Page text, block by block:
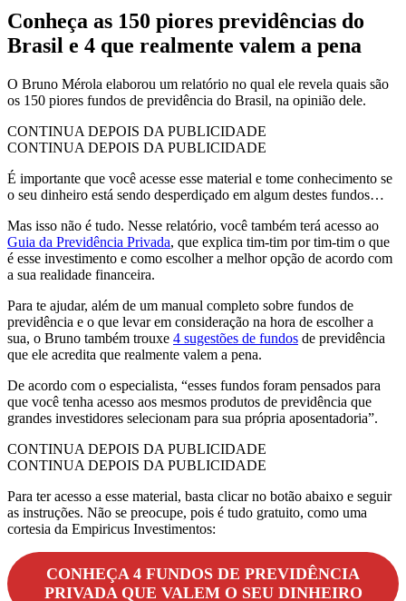
Conheça as 150 piores previdências do
Brasil e 4 que realmente valem a pena
O Bruno Mérola elaborou um relatório no qual ele revela quais são
os 150 piores fundos de previdência do Brasil, na opinião dele.
CONTINUA DEPOIS DA PUBLICIDADE
CONTINUA DEPOIS DA PUBLICIDADE
É importante que você acesse esse material e tome conhecimento se
o seu dinheiro está sendo desperdiçado em algum destes fundos…
Mas isso não é tudo. Nesse relatório, você também terá acesso ao
Guia da Previdência Privada, que explica tim-tim por tim-tim o que
é esse investimento e como escolher a melhor opção de acordo com
a sua realidade financeira.
Para te ajudar, além de um manual completo sobre fundos de
previdência e o que levar em consideração na hora de escolher a
sua, o Bruno também trouxe 4 sugestões de fundos de previdência
que ele acredita que realmente valem a pena.
De acordo com o especialista, “esses fundos foram pensados para
que você tenha acesso aos mesmos produtos de previdência que
grandes investidores selecionam para sua própria aposentadoria”.
CONTINUA DEPOIS DA PUBLICIDADE
CONTINUA DEPOIS DA PUBLICIDADE
Para ter acesso a esse material, basta clicar no botão abaixo e seguir
as instruções. Não se preocupe, pois é tudo gratuito, como uma
cortesia da Empiricus Investimentos:
CONHEÇA 4 FUNDOS DE PREVIDÊNCIA
PRIVADA QUE VALEM O SEU DINHEIRO